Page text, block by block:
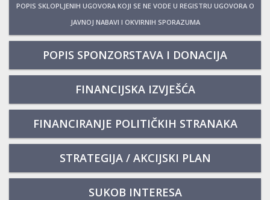
POPIS SKLOPLJENIH UGOVORA KOJI SE NE VODE U REGISTRU UGOVORA O
JAVNOJ NABAVI I OKVIRNIH SPORAZUMA
POPIS SPONZORSTAVA I DONACIJA
FINANCIJSKA IZVJEŠĆA
FINANCIRANJE POLITIČKIH STRANAKA
STRATEGIJA / AKCIJSKI PLAN
SUKOB INTERESA